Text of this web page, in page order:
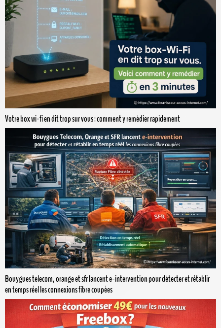
Votre box wi-fi en dit trop sur vous : comment y remédier rapidement
Bouygues telecom, orange et sfr lancent e-intervention pour détecter et rétablir
en temps réel les connexions fibre coupées